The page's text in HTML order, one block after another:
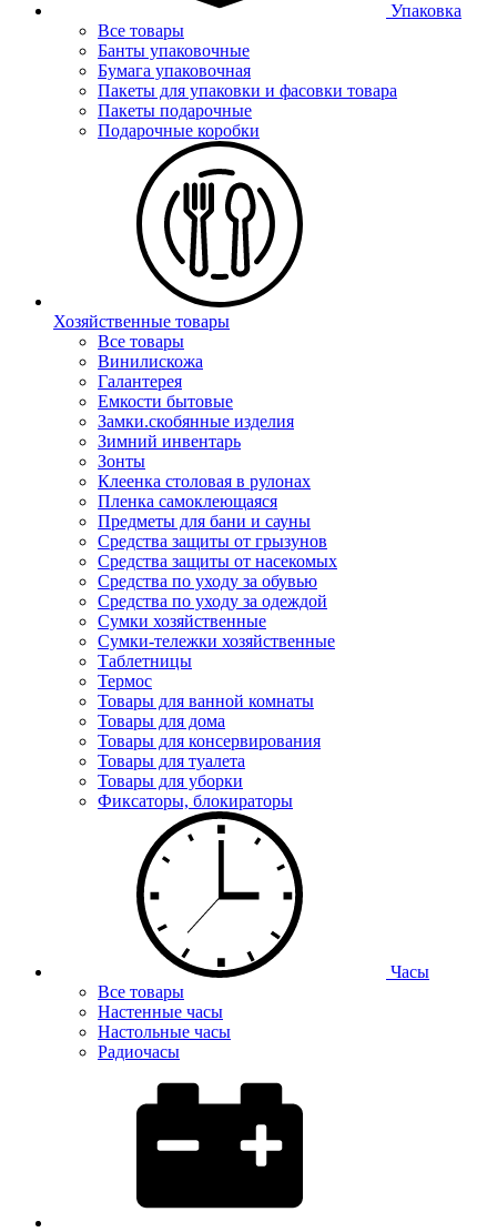
Упаковка
Все товары
Банты упаковочные
Бумага упаковочная
Пакеты для упаковки и фасовки товара
Пакеты подарочные
Подарочные коробки
Хозяйственные товары
Все товары
Винилискожа
Галантерея
Емкости бытовые
Замки.скобянные изделия
Зимний инвентарь
Зонты
Клеенка столовая в рулонах
Пленка самоклеющаяся
Предметы для бани и сауны
Средства защиты от грызунов
Средства защиты от насекомых
Средства по уходу за обувью
Средства по уходу за одеждой
Сумки хозяйственные
Сумки-тележки хозяйственные
Таблетницы
Термос
Товары для ванной комнаты
Товары для дома
Товары для консервирования
Товары для туалета
Товары для уборки
Фиксаторы, блокираторы
Часы
Все товары
Настенные часы
Настольные часы
Радиочасы